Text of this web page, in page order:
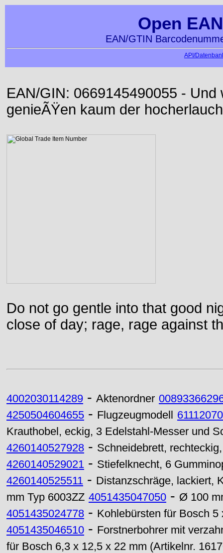
Open
EAN/GTIN
API/
EAN/GIN: 0669145490055 -
genieÃŸen kaum der
Do not go gentle into that good
close of day; rage, rage against
4002030114289 - Aktenordner
4250504604655 - Flugzeugmodell
Krauthobel, eckig, 3 Edelstahl-Messer und
4260140527928 - Schneidebrett,
4260140529021 - Stiefelknecht, 6
4260140525511 - Distanzschräge, lackiert,
mm Typ 6003ZZ 4051435047050 - Ø 100
4051435024778 - Kohlebürsten für Bosch 5
4051435046510 - Forstnerbohrer mit
für Bosch 6,3 x 12,5 x 22 mm (Artikelnr.